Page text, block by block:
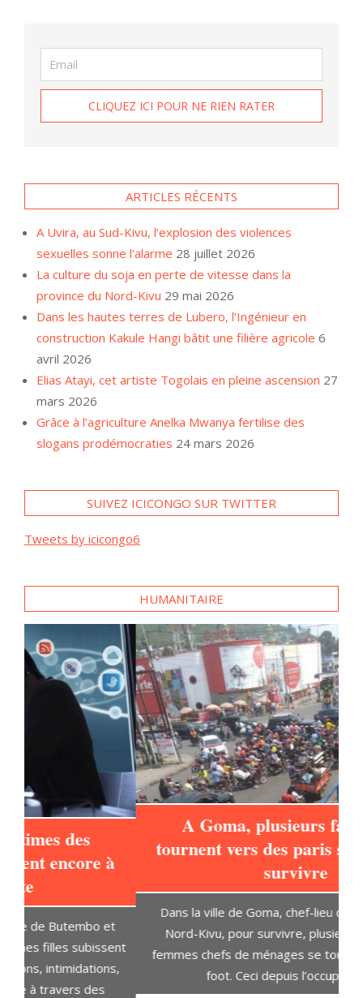
ARTICLES RÉCENTS
A Uvira, au Sud-Kivu, l’explosion des violences
sexuelles sonne l’alarme 28 juillet 2026
La culture du soja en perte de vitesse dans la
province du Nord-Kivu 29 mai 2026
Dans les hautes terres de Lubero, l’Ingénieur en
construction Kakule Hangi bâtit une filière agricole 6
avril 2026
Elias Atayi, cet artiste Togolais en pleine ascension 27
mars 2026
Grâce à l’agriculture Anelka Mwanya fertilise des
slogans prodémocraties 24 mars 2026
SUIVEZ ICICONGO SUR TWITTER
Tweets by icicongo6
HUMANITAIRE
A Goma, plusieurs familles se
tournent vers des paris sportifs pour
Dans la ville de Goma, chef-lieu de la province du
Nord-Kivu, pour survivre, plusieurs hommes et
femmes chefs de ménages se tournent vers le pari
foot. Ceci depuis l’occupation de